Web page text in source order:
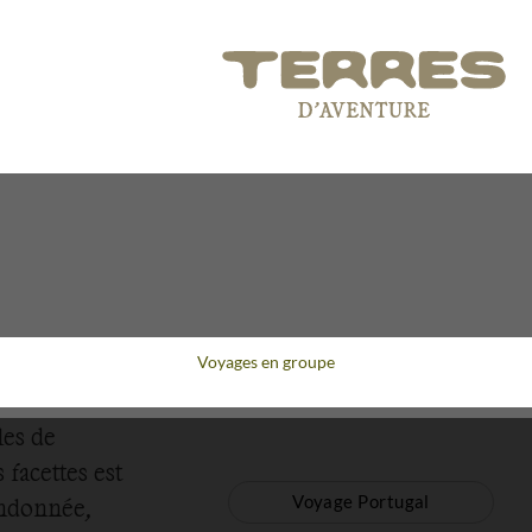
Voyages en groupe
de
facettes est
Voyage Portugal